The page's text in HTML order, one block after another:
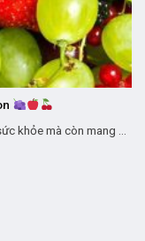
khỏe mà còn mang ...